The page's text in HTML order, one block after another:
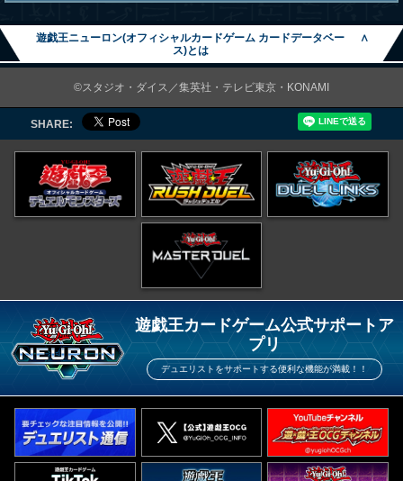
遊戯王ニューロン(オフィシャルカードゲーム カードデータベー
ス)とは
∧
©スタジオ・ダイス／集英社・テレビ東京・KONAMI
SHARE:
遊戯王カードゲーム公式サポートア
プリ
デュエリストをサポートする便利な機能が満載！！